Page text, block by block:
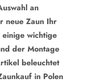
an
neue Zaun Ihr
wichtige
der Montage
beleuchtet
in Polen